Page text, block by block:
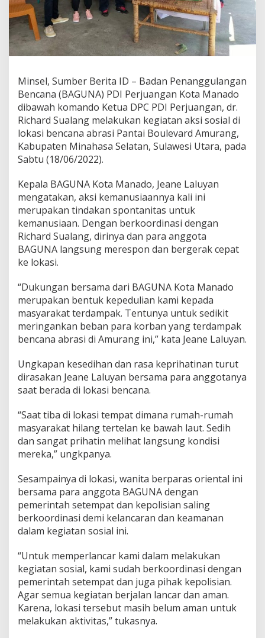
c
a
u
r
a
n
g
Minsel, Sumber Berita ID – Badan Penanggulangan
Bencana (BAGUNA) PDI Perjuangan Kota Manado
dibawah komando Ketua DPC PDI Perjuangan, dr.
Richard Sualang melakukan kegiatan aksi sosial di
lokasi bencana abrasi Pantai Boulevard Amurang,
Kabupaten Minahasa Selatan, Sulawesi Utara, pada
Sabtu (18/06/2022).
Kepala BAGUNA Kota Manado, Jeane Laluyan
mengatakan, aksi kemanusiaannya kali ini
merupakan tindakan spontanitas untuk
kemanusiaan. Dengan berkoordinasi dengan
Richard Sualang, dirinya dan para anggota
BAGUNA langsung merespon dan bergerak cepat
ke lokasi.
“Dukungan bersama dari BAGUNA Kota Manado
merupakan bentuk kepedulian kami kepada
masyarakat terdampak. Tentunya untuk sedikit
meringankan beban para korban yang terdampak
bencana abrasi di Amurang ini,” kata Jeane Laluyan.
Ungkapan kesedihan dan rasa keprihatinan turut
dirasakan Jeane Laluyan bersama para anggotanya
saat berada di lokasi bencana.
“Saat tiba di lokasi tempat dimana rumah-rumah
masyarakat hilang tertelan ke bawah laut. Sedih
dan sangat prihatin melihat langsung kondisi
mereka,” ungkpanya.
Sesampainya di lokasi, wanita berparas oriental ini
bersama para anggota BAGUNA dengan
pemerintah setempat dan kepolisian saling
berkoordinasi demi kelancaran dan keamanan
dalam kegiatan sosial ini.
“Untuk memperlancar kami dalam melakukan
kegiatan sosial, kami sudah berkoordinasi dengan
pemerintah setempat dan juga pihak kepolisian.
Agar semua kegiatan berjalan lancar dan aman.
Karena, lokasi tersebut masih belum aman untuk
melakukan aktivitas,” tukasnya.